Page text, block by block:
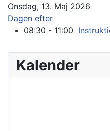
Onsdag, 13. Maj 2026
Dagen efter
08:30 - 11:00
Kalender